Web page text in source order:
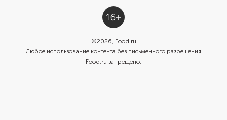
©2026, Food.ru
Любое использование контента без письменного разрешения
Food.ru запрещено.